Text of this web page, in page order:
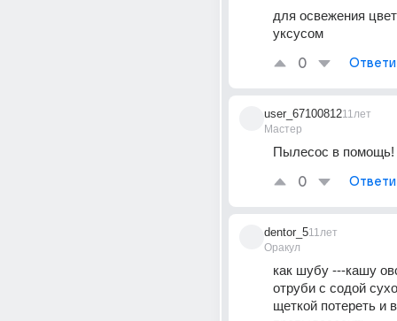
для освежения
уксусом
0
user_67100812
Мастер
11лет
Пылесос в помощь!
0
dentor_5
Оракул
11лет
как шубу ---кашу
отруби с содой
щеткой потереть и